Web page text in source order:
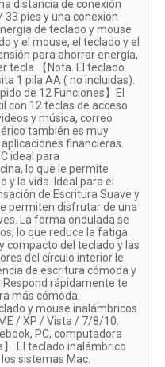
distancia de conexión
pies y una conexión
de teclado y mouse
y el mouse, el teclado y el
para ahorrar energía,
tecla 【Nota. El teclado
1 pila AA ( no incluidas).
de 12 Funciones】El
con 12 teclas de acceso
y música, correo
también es muy
financieras.
ideal para
lo que le permite
la vida. Ideal para el
de Escritura Suave y
permiten disfrutar de una
La forma ondulada se
lo que reduce la fatiga
compacto del teclado y las
del círculo interior le
de escritura cómoda y
rápidamente te
más cómoda.
y mouse inalámbricos
/ XP / Vista / 7/8/10.
PC, computadora
El teclado inalámbrico
sistemas Mac.